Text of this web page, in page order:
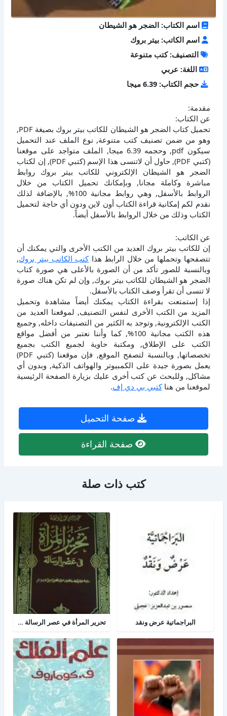
اسم الكتاب: الضجر هو الشيطان
اسم الكاتب: بيتر بروك
التصنيف: كتب متنوعة
اللغة: عربي
حجم الكتاب: 6.39 ميجا
مقدمة:
عن الكتاب:
تحميل كتاب الضجر هو الشيطان للكاتب بيتر بروك بصيغة PDF,
وهو من ضمن تصنيف كتب متنوعة, نوع الملف عند التحميل
سيكون pdf, وحجمه 6.39 ميجا, الملف متواجد على موقعنا
(كتبي PDF), حاول أن لاتنسى هذا الإسم (كتبي PDF), إن لكتاب
الضجر هو الشيطان الإلكتروني للكاتب بيتر بروك روابط
مباشرة وكاملة مجانا, وبإمكانك تحميل الكتاب من خلال
الروابط بالأسفل, وهي روابط مجانية 100%, بالإضافة لذلك
نقدم لكم إمكانية قراءة الكتاب أون لاين ودون أي حاجة لتحميل
الكتاب وذلك من خلال الروابط بالأسفل أيضاً.
عن الكاتب:
إن للكاتب بيتر بروك العديد من الكتب الأخرى والتي يمكنك أن
تتصفحها وتحملها من خلال الرابط هذاكتب الكاتب بيتر بروك,
وبالنسبة للصور تأكد من أن الصورة بالأعلى هي صورة كتاب
الضجر هو الشيطان للكاتب بيتر بروك, وإن لم تكن هناك صورة
لا تنسى أن تقرأ وصف الكتاب بالأسفل.
إذا إستمتعت بقراءة الكتاب يمكنك أيضاً مشاهدة وتحميل
المزيد من الكتب الأخرى لنفس التصنيف, لموقعنا العديد من
الكتب الإلكترونية, وتوجد به الكثير من التصنيفات داخله, وجميع
هذه الكتب مجانية 100%, كما وأننا نعتبر من أفضل مواقع
الكتب على الإطلاق, ومكتبة حاوية لجميع الكتب بجميع
تخصصاتها, وبالنسبة لتصفح الموقع, فإن موقعنا (كتبي PDF)
يعمل بصورة جيدة على الكمبيوتر والهواتف الذكية, وبدون أي
مشاكل, وللبحث عن كتب أخرى عليك بزيارة الصفحة الرئيسية
لموقعنا من هناكتبي بي دي إف.
صفحة التحميل
صفحة القراءة
كتب ذات صلة
البراجماتية عرض ونقد تحرير المرأة في عصر الرسالة جــ 2